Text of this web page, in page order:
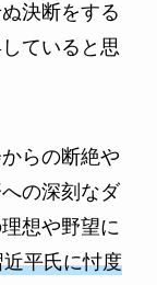
決断をする
ていると思
らの断絶や
の深刻なダ
想や野望に
近平氏に忖度